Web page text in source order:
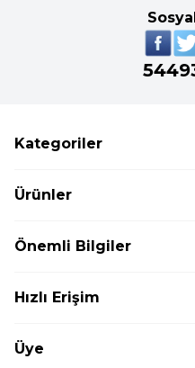
Kategoriler
Ürünler
Önemli Bilgiler
Hızlı Erişim
Üye